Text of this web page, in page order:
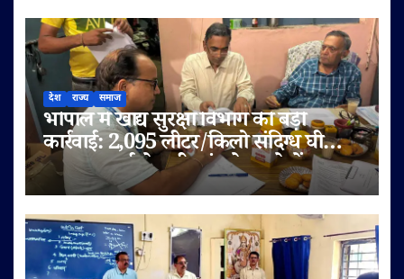
देश राज्य समाज
भोपाल में खाद्य सुरक्षा विभाग की बड़ी
कार्रवाई: 2,095 लीटर/किलो संदिग्ध घी
जब्त, सप्लाई चेन भी जांच के दायरे में